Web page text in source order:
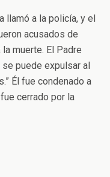
llamó a la policía, y el
acusados de
muerte. El Padre
se puede expulsar al
Él fue condenado a
cerrado por la